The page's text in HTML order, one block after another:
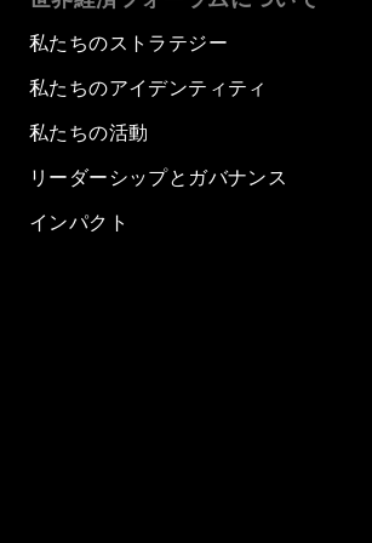
私たちのストラテジー
私たちのアイデンティティ
私たちの活動
リーダーシップとガバナンス
インパクト